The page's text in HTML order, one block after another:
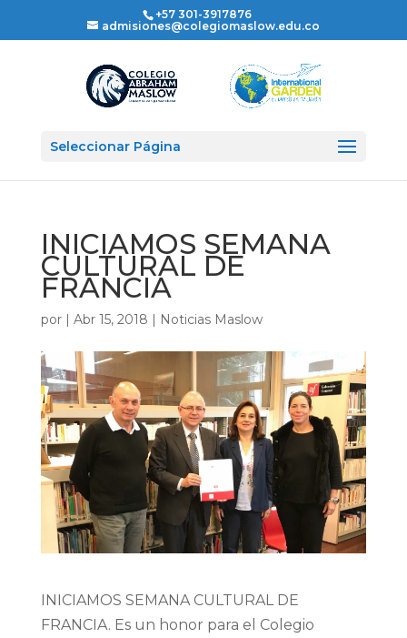
+57 301-3917876
admisiones@colegiomaslow.edu.co
Seleccionar Página
INICIAMOS SEMANA
CULTURAL DE
FRANCIA
por | Abr 15, 2018 | Noticias Maslow
INICIAMOS SEMANA CULTURAL DE
FRANCIA. Es un honor para el Colegio